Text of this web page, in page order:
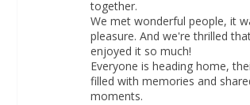
together.
We met wonderful people, it
pleasure. And we're thrilled
enjoyed it so much!
Everyone is heading home,
filled with memories and
moments.